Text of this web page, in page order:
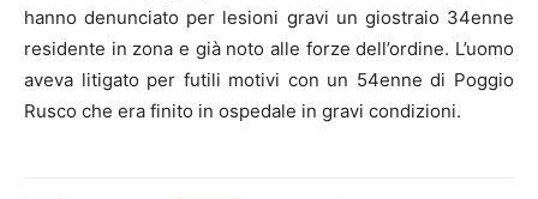
hanno denunciato per lesioni gravi un giostraio 34enne
residente in zona e già noto alle forze dell’ordine. L’uomo
aveva litigato per futili motivi con un 54enne di Poggio
Rusco che era finito in ospedale in gravi condizioni.